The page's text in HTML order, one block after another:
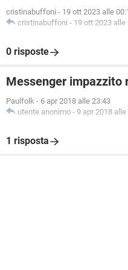
cristinabuffoni - 19 ott 2023 alle
cristinabuffoni - 19 ott 2023 alle
0 risposte
Messenger impazzito
Paulfolk - 6 apr 2018 alle 23:43
utente anonimo - 9 apr 2018 alle
1 risposta